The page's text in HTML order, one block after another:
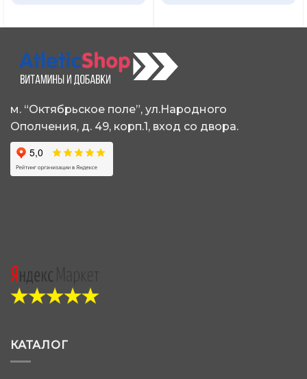
вариаций.
можно
выбрать
на
товара.
м. “Октябрьское поле”, ул.Народного
Ополчения, д. 49, корп.1, вход со двора.
КАТАЛОГ